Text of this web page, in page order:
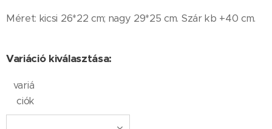
Méret: kicsi 26*22 cm; nagy 29*25 cm. Szár kb +40 cm.
Variáció kiválasztása:
variá
ciók